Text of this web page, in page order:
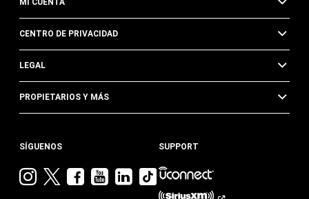
MI CUENTA
CENTRO DE PRIVACIDAD
LEGAL
PROPIETARIOS Y MÁS
SÍGUENOS
VisitaVisitaVisitaVisitaVisita
Jeep
Visita
Jeep
SUPPORT